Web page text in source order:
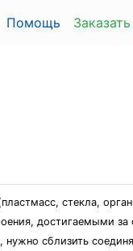
Помощь
стекла,
достигаемыми за
нужно сблизить